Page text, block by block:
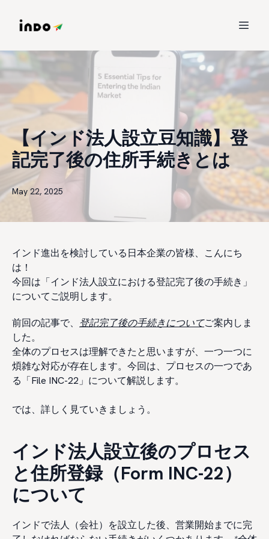
【インド法人設立豆知識】登
記完了後の住所手続きとは
May 22, 2025
インド進出を検討している日本企業の皆様、こんにち
は！
今回は「インド法人設立における登記完了後の手続き」
についてご説明します。
前回の記事で、 登記完了後の手続きについてご案内しま
した。
全体のプロセスは理解できたと思いますが、一つ一つに
煩雑な対応が存在します。今回は、プロセスの一つであ
る「File INC-22」について解説します。
では、詳しく見ていきましょう。
インド法人設立後のプロセス
と住所登録（Form INC-22）
について
インドで法人（会社）を設立した後、営業開始までに完